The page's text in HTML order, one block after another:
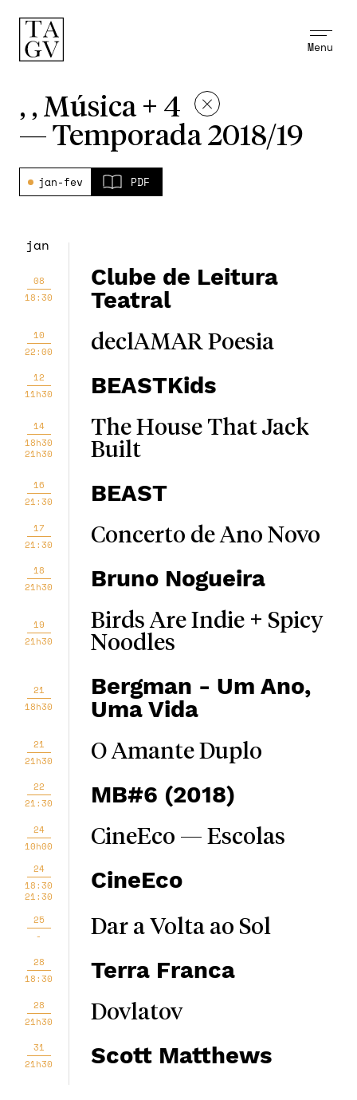
Menu
, , Música + 4
— Temporada 2018/19
jan-fev PDF
jan
08
18:30
Clube de Leitura
Teatral
10
22:00
declAMAR Poesia
12
11h30
BEASTKids
14
18h30
21h30
The House That Jack
Built
16
21:30
BEAST
17
21:30
Concerto de Ano Novo
18
21h30
Bruno Nogueira
19
21h30
Birds Are Indie + Spicy
Noodles
21
18h30
Bergman - Um Ano,
Uma Vida
21
21h30
O Amante Duplo
22
21:30
MB#6 (2018)
24
10h00
CineEco — Escolas
24
18:30
21:30
CineEco
25
-
Dar a Volta ao Sol
28
18:30
Terra Franca
28
21h30
Dovlatov
31
21h30
Scott Matthews